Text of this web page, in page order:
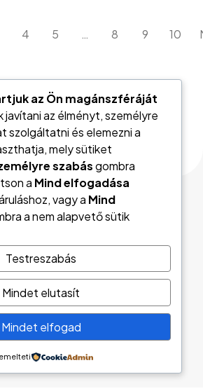
4 5 … 8 9 10
fel velünk a
Kapcsolat
az Ön magánszféráját
javítani az élményt, személyre
szolgáltatni és elemezni a
mely sütiket
szabásgombra
a Mind elfogadása
vagy a Mind
a nem alapvető sütik
Testreszabás
Mindet elutasít
Mindet elfogad